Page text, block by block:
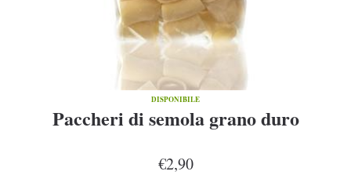
DISPONIBILE
Paccheri di semola grano duro
€2,90